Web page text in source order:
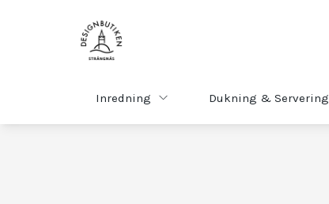
Inredning Dukning & Servering